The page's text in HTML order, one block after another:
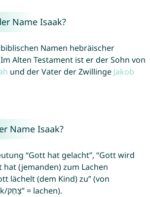
Name Isaak?
Namen hebräischer
Alten Testament ist er der Sohn von
und der Vater der Zwillinge Jakob
Name Isaak?
“Gott hat gelacht”, “Gott wird
hat (jemanden) zum Lachen
lächelt (dem Kind) zu” (von
hebräisch “tsakhák/צָחַק” = lachen).